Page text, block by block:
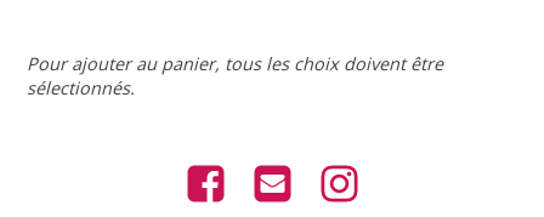
Pour ajouter au panier, tous les choix doivent être
sélectionnés.